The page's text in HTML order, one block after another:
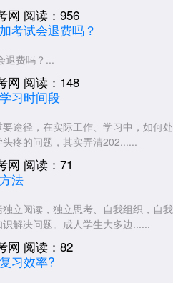
网 阅读：956
退费吗？...
网 阅读：148
途径，在实际工作、学习中，如何处
疼的问题，其实弄清202......
网 阅读：71
立阅读，独立思考、自我组织，自我
解决问题。成人学生大多边......
网 阅读：82